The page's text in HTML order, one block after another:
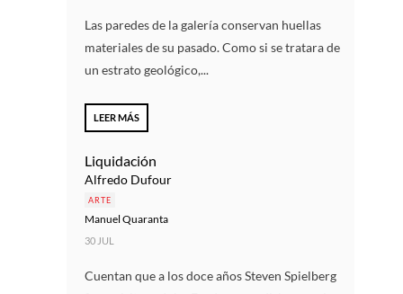
Las paredes de la galería conservan huellas
materiales de su pasado. Como si se tratara de
un estrato geológico,...
LEER MÁS
Liquidación
Alfredo Dufour
ARTE
Manuel Quaranta
30 JUL
Cuentan que a los doce años Steven Spielberg